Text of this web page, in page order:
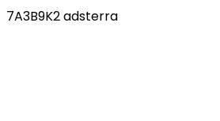
7A3B9K2 adsterra